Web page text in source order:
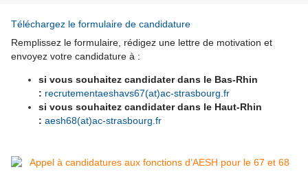
Téléchargez le formulaire de candidature
Remplissez le formulaire, rédigez une lettre de motivation et
envoyez votre candidature à :
si vous souhaitez candidater dans le Bas-Rhin
: recrutementaeshavs67(at)ac-strasbourg.fr
si vous souhaitez candidater dans le Haut-Rhin
: aesh68(at)ac-strasbourg.fr